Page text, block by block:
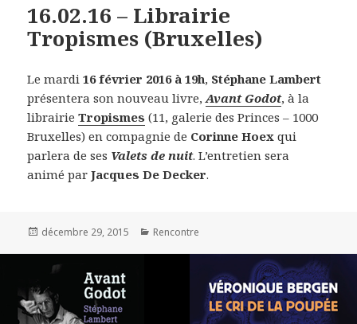
16.02.16 – Librairie
Tropismes (Bruxelles)
Le mardi16 février 2016 à 19h, Stéphane Lambert
présentera son nouveau livre,Avant Godot, à la
librairieTropismes (11, galerie des Princes – 1000
Bruxelles) en compagnie de Corinne Hoex qui
parlera de ses Valets de nuit. L’entretien sera
animé parJacques De Decker.
Publié
décembre 29, 2015 Catégories
Rencontre